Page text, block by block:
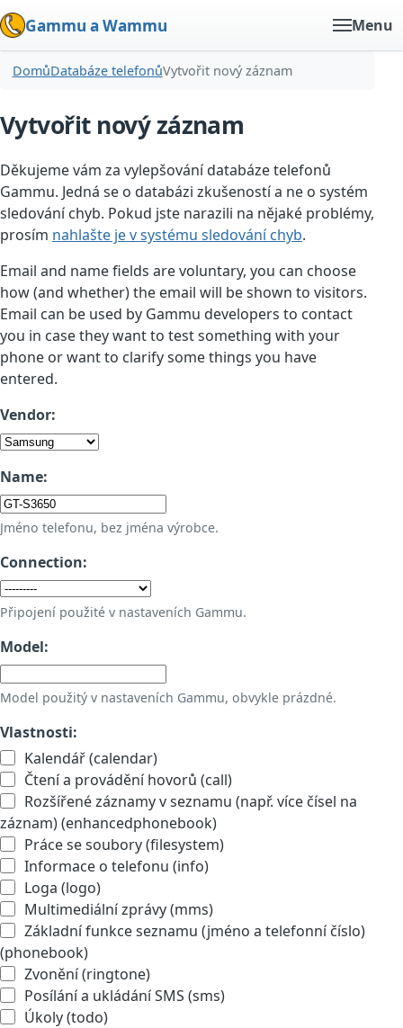
Gammu a Wammu Menu
DomůDatabáze telefonůVytvořit nový záznam
Vytvořit nový záznam
Děkujeme vám za vylepšování databáze telefonů
Gammu. Jedná se o databázi zkušeností a ne o systém
sledování chyb. Pokud jste narazili na nějaké problémy,
prosím nahlašte je v systému sledování chyb.
Email and name fields are voluntary, you can choose
how (and whether) the email will be shown to visitors.
Email can be used by Gammu developers to contact
you in case they want to test something with your
phone or want to clarify some things you have
entered.
Vendor:
Name:
Jméno telefonu, bez jména výrobce.
Connection:
Připojení použité v nastaveních Gammu.
Model:
Model použitý v nastaveních Gammu, obvykle prázdné.
Vlastnosti:
Kalendář (calendar)
Čtení a provádění hovorů (call)
Rozšířené záznamy v seznamu (např. více čísel na
záznam) (enhancedphonebook)
Práce se soubory (filesystem)
Informace o telefonu (info)
Loga (logo)
Multimediální zprávy (mms)
Základní funkce seznamu (jméno a telefonní číslo)
(phonebook)
Zvonění (ringtone)
Posílání a ukládání SMS (sms)
Úkoly (todo)